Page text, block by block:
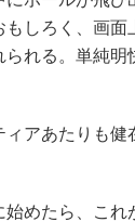
しろく、画
れる。単純
アあたりも
めたら、こ